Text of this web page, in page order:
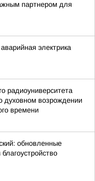
партнером для
электрика
радиоуниверситета
духовном возрождении
времени
обновленные